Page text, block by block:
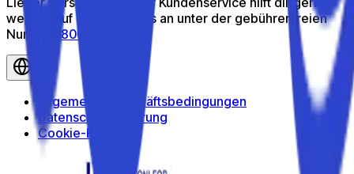
weiter – ruf uns kostenlos an unter der gebührenfreien
Nummer
800 816 980
Allgemeine Geschäftsbedingungen
Datenschutzerklärung
Cookie-Richtlinie